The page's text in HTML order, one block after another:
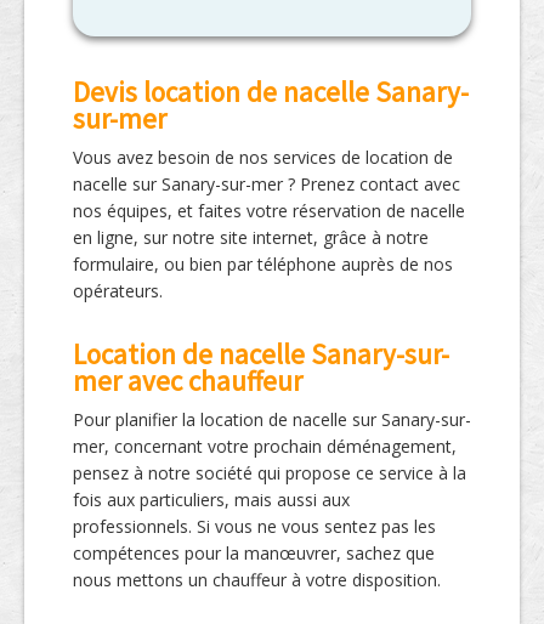
Devis location de nacelle Sanary-
sur-mer
Vous avez besoin de nos services de location de
nacelle sur Sanary-sur-mer ? Prenez contact avec
nos équipes, et faites votre réservation de nacelle
en ligne, sur notre site internet, grâce à notre
formulaire, ou bien par téléphone auprès de nos
opérateurs.
Location de nacelle Sanary-sur-
mer avec chauffeur
Pour planifier la location de nacelle sur Sanary-sur-
mer, concernant votre prochain déménagement,
pensez à notre société qui propose ce service à la
fois aux particuliers, mais aussi aux
professionnels. Si vous ne vous sentez pas les
compétences pour la manœuvrer, sachez que
nous mettons un chauffeur à votre disposition.